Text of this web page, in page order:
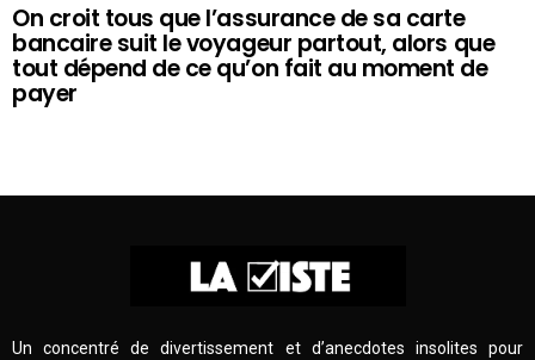
On croit tous que l’assurance de sa carte
bancaire suit le voyageur partout, alors que
tout dépend de ce qu’on fait au moment de
payer
Un concentré de divertissement et d’anecdotes insolites pour